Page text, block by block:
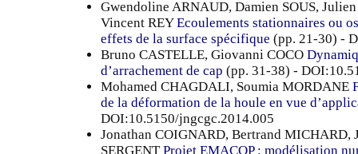
Gwendoline ARNAUD, Damien SOUS,
Vincent REYEcoulements stationnaires ou
effets de la surface spécifique (pp. 21-30) -
Bruno CASTELLE, Giovanni COCO
d’arrachement de cap (pp. 31-38) -
Mohamed CHAGDALI, Soumia MORDANE
de la déformation de la houle en vue
DOI:10.5150/jngcgc.2014.005
Jonathan COIGNARD, Bertrand MICHARD,
SERGENTProjet EMACOP : modélisation